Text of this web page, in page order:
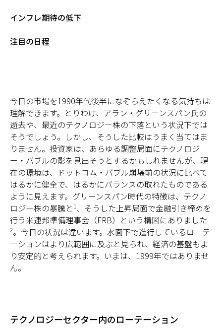
インフレ期待の低下
注目の日程
今日の市場を1990年代後半になぞらえたくなる気持ちは
理解できます。とりわけ、アラン・グリーンスパン氏の
逝去や、最近のテクノロジー株の下落という状況下では
そうでしょう。しかし、そうした比較はうまく当てはま
りません。投資家は、あらゆる調整局面にテクノロジ
ー・バブルの影を見出そうとするかもしれませんが、現
在の環境は、ドットコム・バブル崩壊前の状況に比べて
はるかに健全で、はるかにバランスの取れたものである
ように見えます。グリーンスパン時代の特徴は、テクノ
ロジー株の暴騰と 1、そうした上昇局面で金融引き締めを
行う米連邦準備理事会（FRB）という構図にありました
2。今日の状況は違います。水面下で進行しているローテ
ーションはより広範囲に及ぶと見られ、経済の基盤もよ
り安定的と考えられます。いまは、1999年ではありませ
ん。
テクノロジーセクター内のローテーション